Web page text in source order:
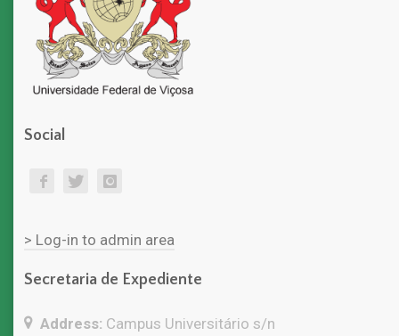
Social
> Log-in to admin area
Secretaria de Expediente
Address: Campus Universitário s/n